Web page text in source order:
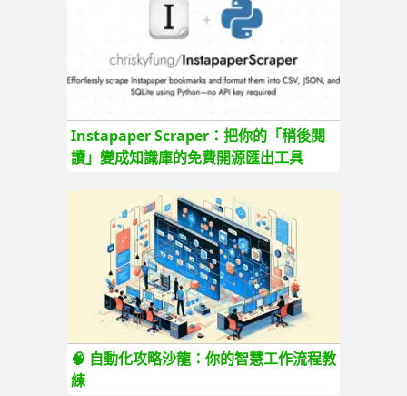
Instapaper Scraper：把你的「稍後閱
讀」變成知識庫的免費開源匯出工具
🧠 自動化攻略沙龍：你的智慧工作流程教
練